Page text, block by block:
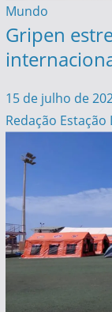
Mundo
Gripen
15 de julho de
Redação Estação